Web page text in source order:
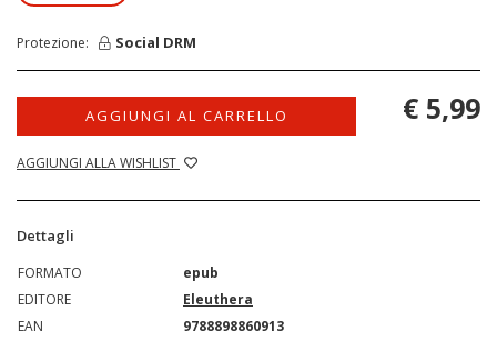
Protezione: Social DRM
AGGIUNGI AL CARRELLO
AGGIUNGI ALLA WISHLIST
€ 5,99
Dettagli
FORMATO
epub
EDITORE
Eleuthera
EAN
9788898860913